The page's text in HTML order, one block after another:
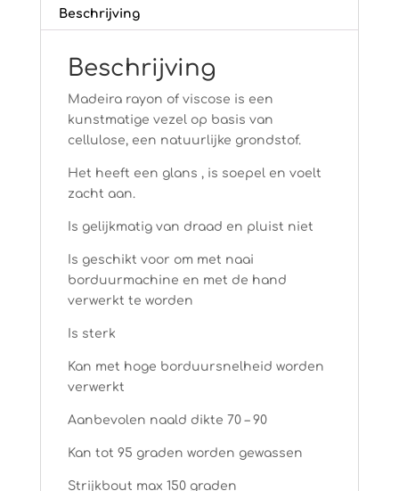
Beschrijving
Beschrijving
Madeira rayon of viscose is een
kunstmatige vezel op basis van
cellulose, een natuurlijke grondstof.
Het heeft een glans , is soepel en voelt
zacht aan.
Is gelijkmatig van draad en pluist niet
Is geschikt voor om met naai
borduurmachine en met de hand
verwerkt te worden
Is sterk
Kan met hoge borduursnelheid worden
verwerkt
Aanbevolen naald dikte 70 – 90
Kan tot 95 graden worden gewassen
Strijkbout max 150 graden